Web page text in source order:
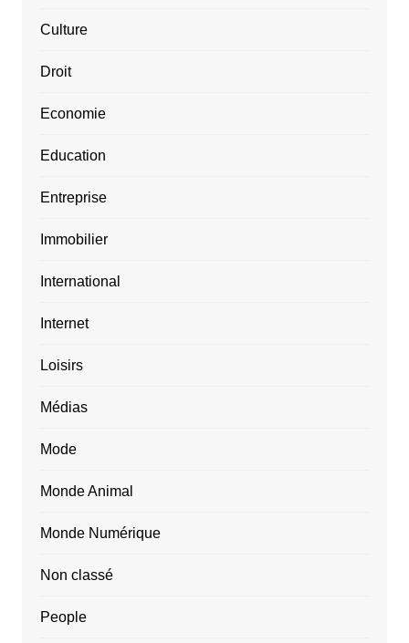
Culture
Droit
Economie
Education
Entreprise
Immobilier
International
Internet
Loisirs
Médias
Mode
Monde Animal
Monde Numérique
Non classé
People